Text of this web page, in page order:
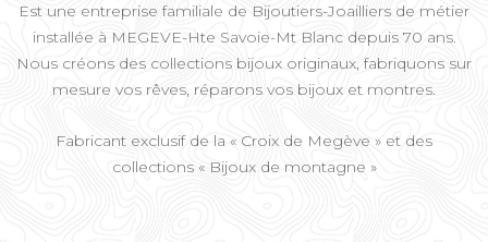
Est une entreprise familiale de Bijoutiers-Joailliers de métier
installée à MEGEVE-Hte Savoie-Mt Blanc depuis 70 ans.
Nous créons des collections bijoux originaux, fabriquons sur
mesure vos rêves, réparons vos bijoux et montres.
Fabricant exclusif de la « Croix de Megève » et des
collections « Bijoux de montagne »